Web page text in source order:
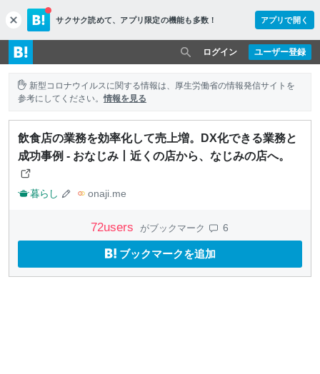
c
l
o
s
e
サクサク読めて、 アプリ限定の機能も多数！ アプリで開く
ユーザー登録
ログイン
新型コロナウイルスに関する情報は、厚生労働省の情報発信サイトを
参考にしてください。情報を見る
飲食店の業務を効率化して売上増。DX化できる業務と
成功事例 - おなじみ丨近くの店から、なじみの店へ。
暮らし onaji.me
72users がブックマーク 6
ブックマークを追加